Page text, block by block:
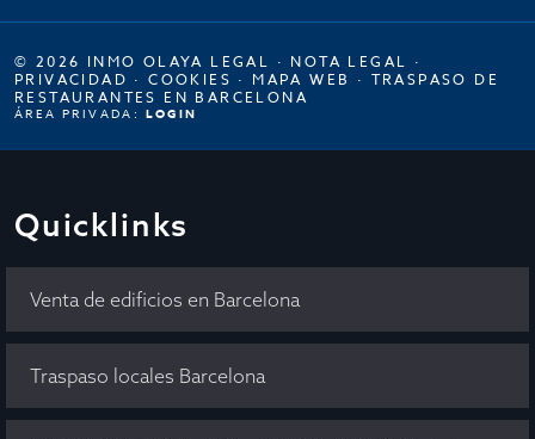
© 2026 INMO OLAYA LEGAL · NOTA LEGAL ·
PRIVACIDAD ·COOKIES · MAPA WEB · TRASPASO DE
RESTAURANTES EN BARCELONA
ÁREA PRIVADA: LOGIN
Quicklinks
Venta de edificios en Barcelona
Traspaso locales Barcelona